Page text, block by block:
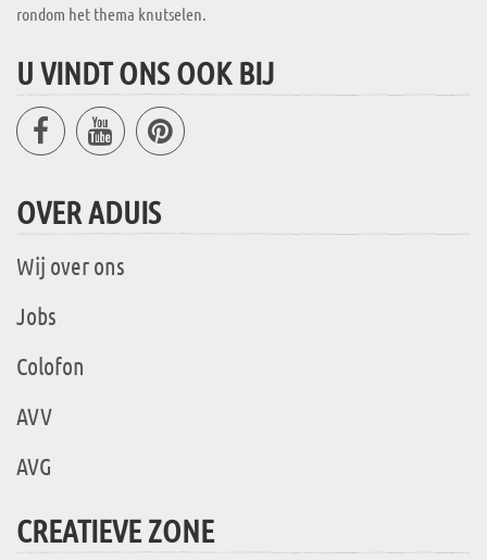
rondom het thema knutselen.
U VINDT ONS OOK BIJ
OVER ADUIS
Wij over ons
Jobs
Colofon
AVV
AVG
CREATIEVE ZONE